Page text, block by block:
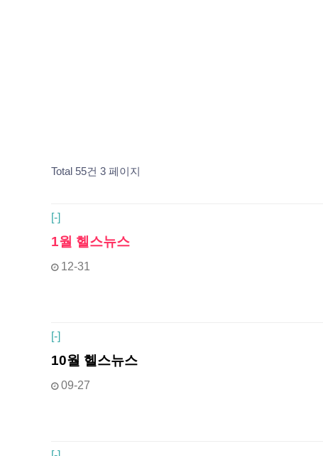
Total 55건 3 페이지
[-]
1월 헬스뉴스
12-31
[-]
10월 헬스뉴스
09-27